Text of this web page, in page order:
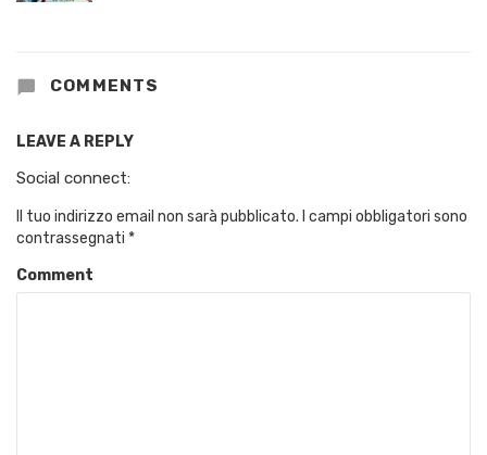
COMMENTS
LEAVE A REPLY
Social connect:
Il tuo indirizzo email non sarà pubblicato. I campi obbligatori sono
contrassegnati *
Comment